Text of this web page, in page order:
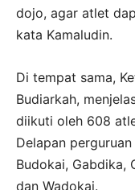
dojo, agar atlet
kata Kamaludin.
Di tempat sama,
Budiarkah,
diikuti oleh 608
Delapan
Budokai, Gabdika,
dan Wadokai.